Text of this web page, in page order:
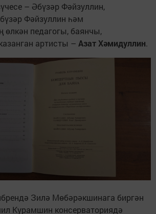
– Әбүзәр Фәйзуллин,
Фәйзуллин һәм
өлкән педагогы, баянчы,
артисты – Азат Хәмидуллин.
Зилә Мөбәрәкшинага биргән
Курамшин консерваториядә